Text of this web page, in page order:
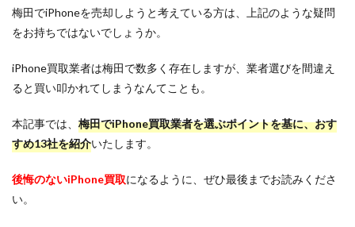
梅田でiPhoneを売却しようと考えている方は、上記のような疑問
をお持ちではないでしょうか。
iPhone買取業者は梅田で数多く存在しますが、業者選びを間違え
ると買い叩かれてしまうなんてことも。
本記事では、 梅田でiPhone買取業者を選ぶポイントを基に、おす
すめ13社を紹介いたします。
後悔のないiPhone買取になるように、ぜひ最後までお読みくださ
い。